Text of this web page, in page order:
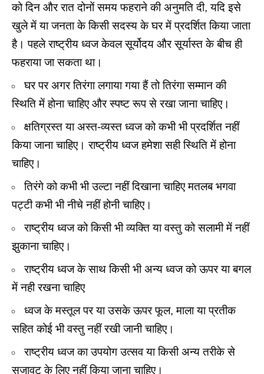
को दिन और रात दोनों समय फहराने की अनुमति दी, यदि इसे
खुले में या जनता के किसी सदस्य के घर में प्रदर्शित किया जाता
है। पहले राष्ट्रीय ध्वज केवल सूर्योदय और सूर्यास्त के बीच ही
फहराया जा सकता था।
घर पर अगर तिरंगा लगाया गया हैं तो तिरंगा सम्मान की
स्थिति में होना चाहिए और स्पष्ट रूप से रखा जाना चाहिए।
क्षतिग्रस्त या अस्त-व्यस्त ध्वज को कभी भी प्रदर्शित नहीं
किया जाना चाहिए। राष्ट्रीय ध्वज हमेशा सही स्थिति में होना
चाहिए।
तिरंगे को कभी भी उल्टा नहीं दिखाना चाहिए मतलब भगवा
पट्टी कभी भी नीचे नहीं होनी चाहिए।
राष्ट्रीय ध्वज को किसी भी व्यक्ति या वस्तु को सलामी में नहीं
झुकाना चाहिए।
राष्ट्रीय ध्वज के साथ किसी भी अन्य ध्वज को ऊपर या बगल
में नही रखना चाहिए
ध्वज के मस्तूल पर या उसके ऊपर फूल, माला या प्रतीक
सहित कोई भी वस्तु नहीं रखी जानी चाहिए।
राष्ट्रीय ध्वज का उपयोग उत्सव या किसी अन्य तरीके से
सजावट के लिए नहीं किया जाना चाहिए।